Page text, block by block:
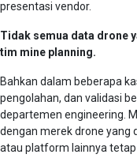
presentasi vendor.
Tidak semua data drone
tim mine planning.
Bahkan dalam beberapa
pengolahan, dan validasi
departemen engineering.
dengan merek drone yang
atau platform lainnya